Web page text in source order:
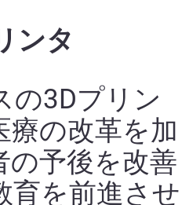
ンタ
の3Dプリン
療の改革を加
の予後を改善
育を前進させ